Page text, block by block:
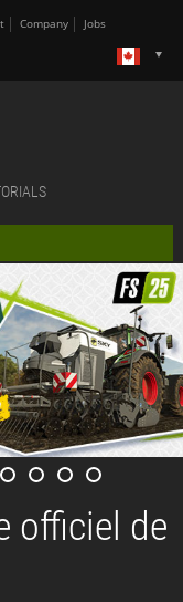
Company Jobs
officiel de